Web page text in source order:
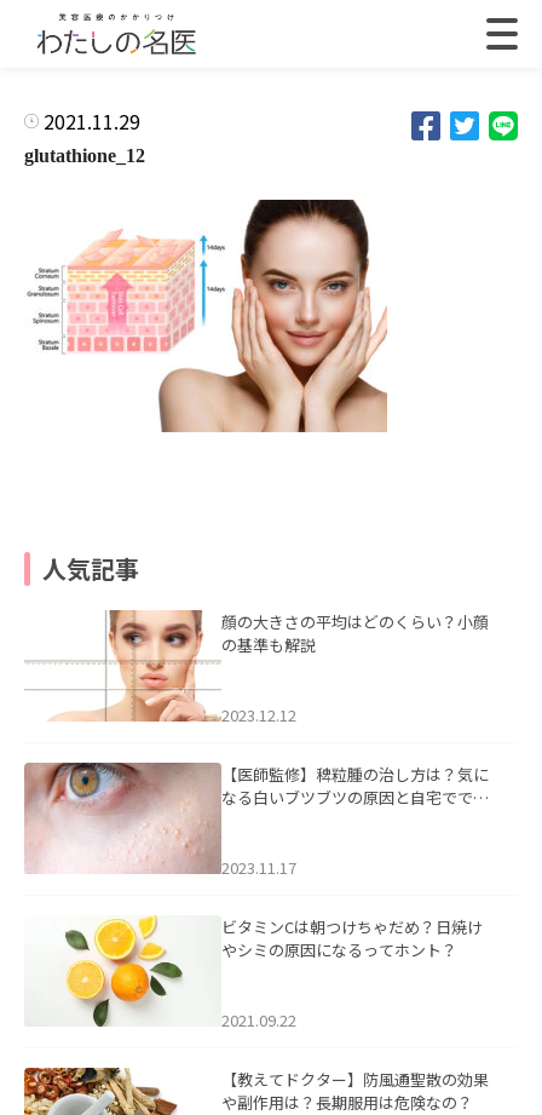
2021.11.29
glutathione_12
人気記事
顔の大きさの平均はどのくらい？小顔
の基準も解説
2023.12.12
【医師監修】稗粒腫の治し方は？気に
なる白いブツブツの原因と自宅ででき
2023.11.17
ビタミンCは朝つけちゃだめ？日焼け
やシミの原因になるってホント？
2021.09.22
【教えてドクター】防風通聖散の効果
や副作用は？長期服用は危険なの？